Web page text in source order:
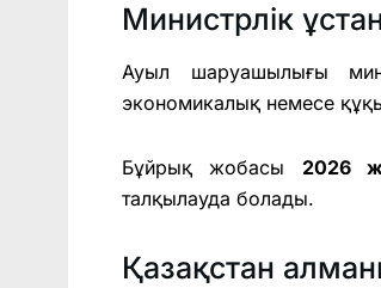
Министрлік
Ауыл шаруашылығы
экономикалық немесе
Бұйрық жобасы 2026
талқылауда болады.
Қазақстан